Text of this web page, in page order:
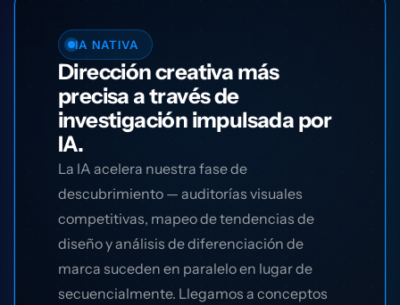
IA NATIVA
Dirección creativa más
precisa a través de
investigación impulsada por
IA.
La IA acelera nuestra fase de
descubrimiento — auditorías visuales
competitivas, mapeo de tendencias de
diseño y análisis de diferenciación de
marca suceden en paralelo en lugar de
secuencialmente. Llegamos a conceptos